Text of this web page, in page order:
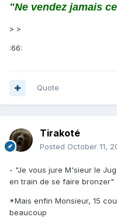
"Ne vendez jamais
> >
:66:
Quote
Tirakoté
Posted October 11,
- "Je vous jure M'sieur le
en train de se faire bronzer"
*Mais enfin Monsieur, 15
beaucoup